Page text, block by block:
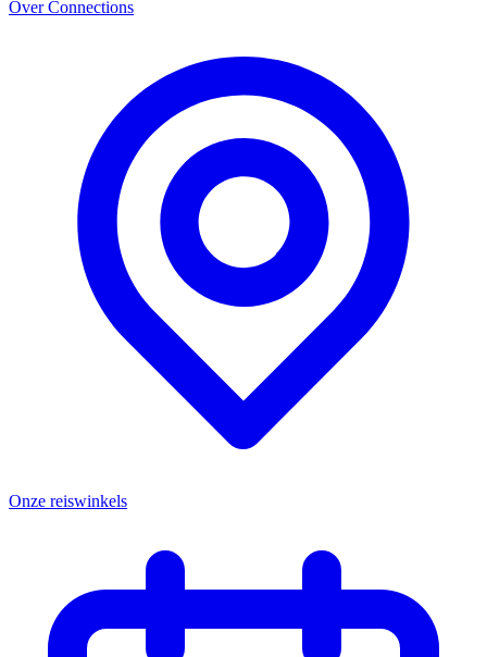
Over Connections
Onze reiswinkels